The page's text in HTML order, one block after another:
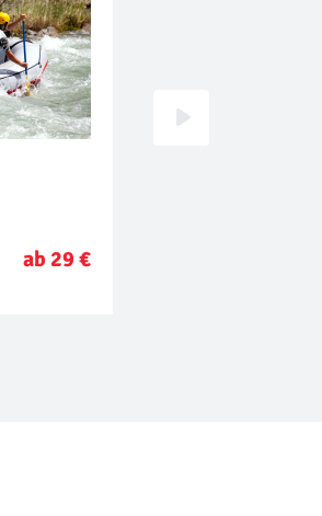
ab 29 €